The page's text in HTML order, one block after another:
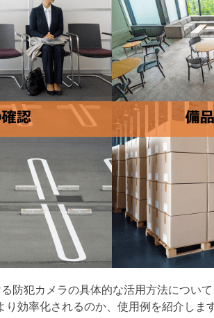
防犯カメラの具体的な活用方法につい
効率化されるのか、使用例を紹介しま